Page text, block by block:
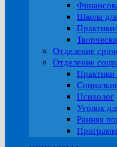
Школа
Отделение
Отделение
Практики
Психолог
Уголок
Ранняя